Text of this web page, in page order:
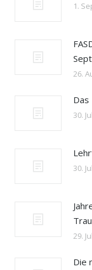
1.
26.
Das
30.
30.
29.
Die